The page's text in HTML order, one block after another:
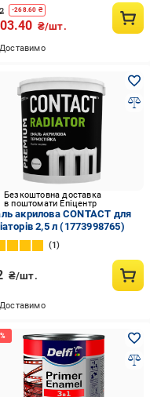
-268.60 ₴
₴/шт.
Доставимо
Безкоштовна доставка
в поштомати Епіцентр
акрилова CONTACT для
2,5 л (1773998765)
1
₴/шт.
Доставимо